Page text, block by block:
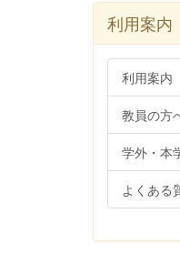
利用案内
利用案内
教員の方
学外・本
よくある